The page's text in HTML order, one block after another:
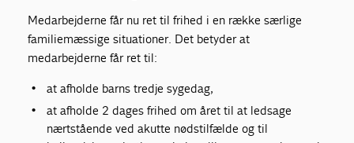
Medarbejderne får nu ret til frihed i en række særlige
familiemæssige situationer. Det betyder at
medarbejderne får ret til:
at afholde barns tredje sygedag,
at afholde 2 dages frihed om året til at ledsage
nærtstående ved akutte nødstilfælde og til